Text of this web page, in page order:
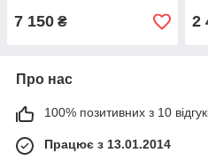
7 150 ₴ 2
Про нас
100% позитивних з 10
Працює з 13.01.2014